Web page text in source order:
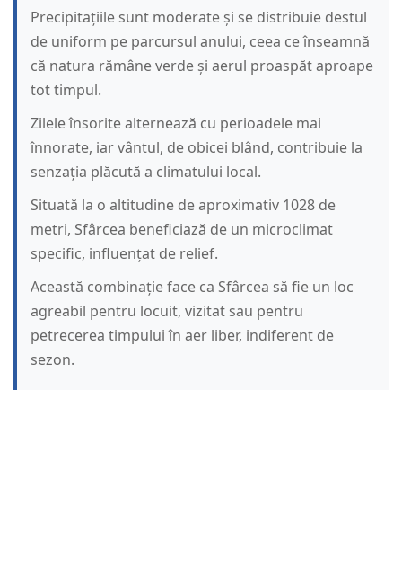
Precipitațiile sunt moderate și se distribuie destul
de uniform pe parcursul anului, ceea ce înseamnă
că natura rămâne verde și aerul proaspăt aproape
tot timpul.
Zilele însorite alternează cu perioadele mai
înnorate, iar vântul, de obicei blând, contribuie la
senzația plăcută a climatului local.
Situată la o altitudine de aproximativ 1028 de
metri, Sfârcea beneficiază de un microclimat
specific, influențat de relief.
Această combinație face ca Sfârcea să fie un loc
agreabil pentru locuit, vizitat sau pentru
petrecerea timpului în aer liber, indiferent de
sezon.